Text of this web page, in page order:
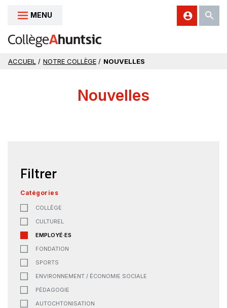
Aller au contenu
MENU
ACCUEIL / NOTRE COLLÈGE / NOUVELLES
Nouvelles
Filtrer
Catégories
COLLÈGE
CULTUREL
EMPLOYÉ·ES
FONDATION
SPORTS
ENVIRONNEMENT / ÉCONOMIE SOCIALE
PÉDAGOGIE
AUTOCHTONISATION